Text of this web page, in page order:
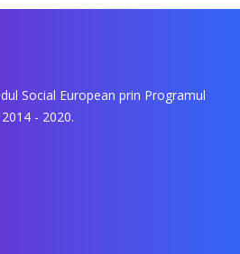
Social European prin Programul
- 2020.